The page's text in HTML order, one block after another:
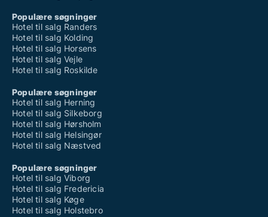
Populære søgninger
Hotel til salg Randers
Hotel til salg Kolding
Hotel til salg Horsens
Hotel til salg Vejle
Hotel til salg Roskilde
Populære søgninger
Hotel til salg Herning
Hotel til salg Silkeborg
Hotel til salg Hørsholm
Hotel til salg Helsingør
Hotel til salg Næstved
Populære søgninger
Hotel til salg Viborg
Hotel til salg Fredericia
Hotel til salg Køge
Hotel til salg Holstebro